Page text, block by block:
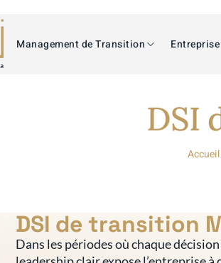
Management de Transition Entreprise
DSI
Accueil
DSI de transition
Dans les périodes où chaque décision